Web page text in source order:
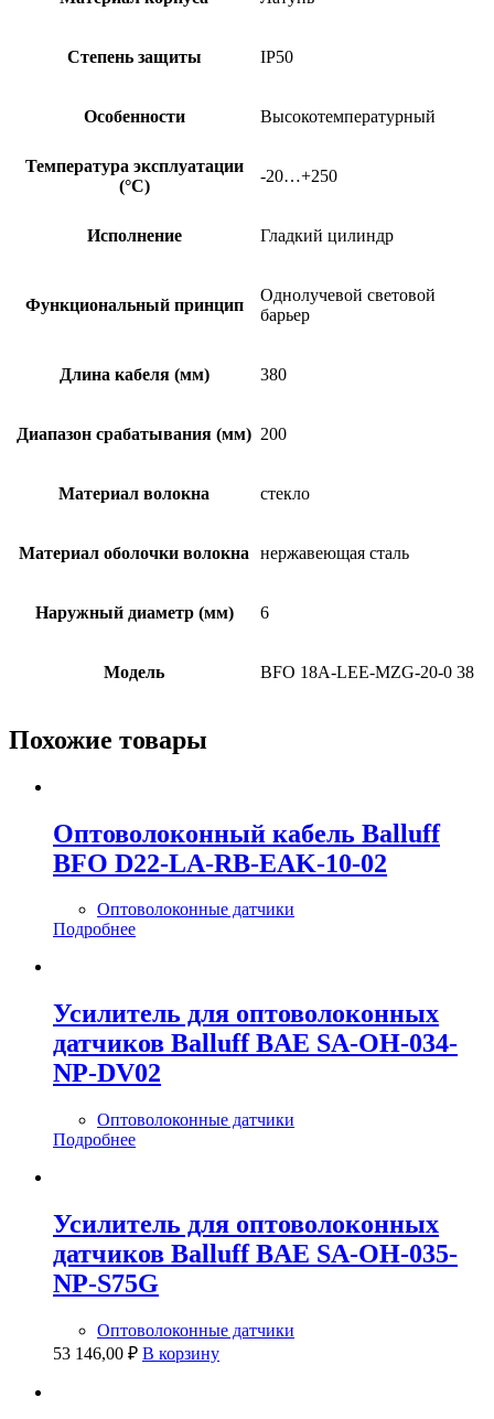
Степень защиты IP50
Особенности Высокотемпературный
Температура эксплуатации
(°C)
-20…+250
Исполнение Гладкий цилиндр
Функциональный принцип
Однолучевой световой
барьер
Длина кабеля (мм) 380
Диапазон срабатывания (мм) 200
Материал волокна стекло
Материал оболочки волокна нержавеющая сталь
Наружный диаметр (мм) 6
Модель BFO 18A-LEE-MZG-20-0 38
Похожие товары
Оптоволоконный кабель Balluff
BFO D22-LA-RB-EAK-10-02
Оптоволоконные датчики
Подробнее
Усилитель для оптоволоконных
датчиков Balluff BAE SA-OH-034-
NP-DV02
Оптоволоконные датчики
Подробнее
Усилитель для оптоволоконных
датчиков Balluff BAE SA-OH-035-
NP-S75G
Оптоволоконные датчики
53 146,00 ₽ В корзину